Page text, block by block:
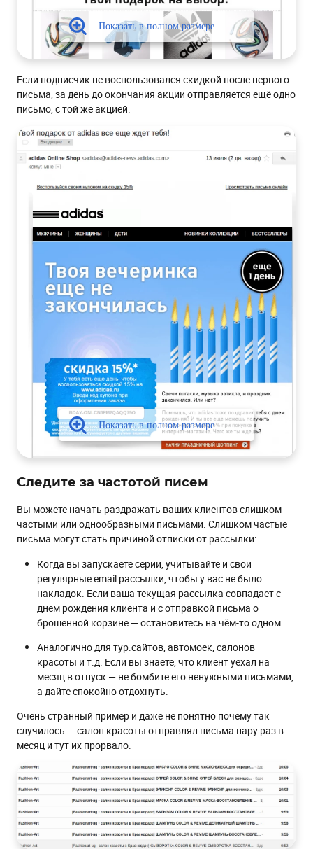
Если подписчик не воспользовался скидкой после первого
письма, за день до окончания акции отправляется ещё одно
письмо, с той же акцией.
Следите за частотой писем
Вы можете начать раздражать ваших клиентов слишком
частыми или однообразными письмами. Слишком частые
письма могут стать причиной отписки от рассылки:
Когда вы запускаете серии, учитывайте и свои
регулярные email рассылки, чтобы у вас не было
накладок. Если ваша текущая рассылка совпадает с
днём рождения клиента и с отправкой письма о
брошенной корзине — остановитесь на чём-то одном.
Аналогично для тур.сайтов, автомоек, салонов
красоты и т.д. Если вы знаете, что клиент уехал на
месяц в отпуск — не бомбите его ненужными письмами,
а дайте спокойно отдохнуть.
Очень странный пример и даже не понятно почему так
случилось — салон красоты отправлял письма пару раз в
месяц и тут их прорвало.